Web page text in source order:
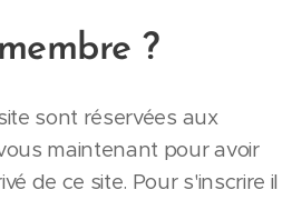
?
sont réservées aux
maintenant pour avoir
de ce site. Pour s'inscrire il